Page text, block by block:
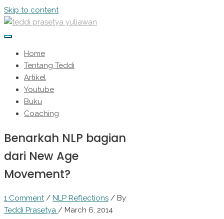
Skip to content
Home
Tentang Teddi
Artikel
Youtube
Buku
Coaching
Benarkah NLP bagian
dari New Age
Movement?
1 Comment / NLP Reflections / By
Teddi Prasetya / March 6, 2014